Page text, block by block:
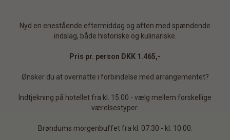
Nyd en enestående eftermiddag og aften med spændende
indslag, både historiske og kulinariske.
Pris pr. person DKK 1.465,-
Ønsker du at overnatte i forbindelse med arrangementet?
Indtjekning på hotellet fra kl. 15.00 - vælg mellem forskellige
værelsestyper.
Brøndums morgenbuffet fra kl. 07.30 - kl. 10.00.